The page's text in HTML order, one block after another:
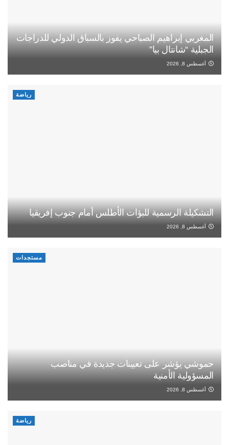
المغربي إبراهيم الصباحي يفوز بالسباق الدولي للدراجات
الجبلية “شانتال بيا”
أغسطس 8, 2026
رياضة
التشكيلة الرسمية للبؤات الأطلس أمام جنوب إفريقيا
أغسطس 8, 2026
مستجدات
حموشي يؤشر على تعيينات جديدة في مناصب
المسؤولية الأمنية
أغسطس 8, 2026
رياضة